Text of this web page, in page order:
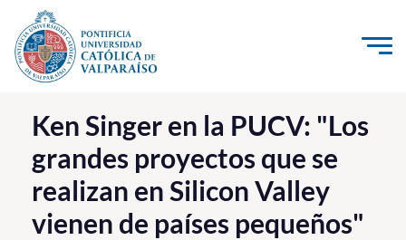
Click acá para ir directamente al contenido
La Universidad
Investigación, Creación e Innovación
PUCV Internacional
Vinculación con el Medio
Ken Singer en la PUCV: "Los
grandes proyectos que se
realizan en Silicon Valley
vienen de países pequeños"